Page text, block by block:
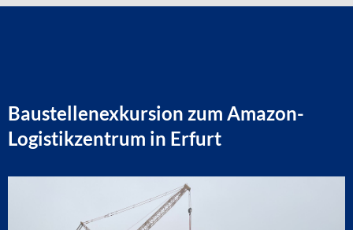
Baustellenexkursion zum Amazon-
Logistikzentrum in Erfurt